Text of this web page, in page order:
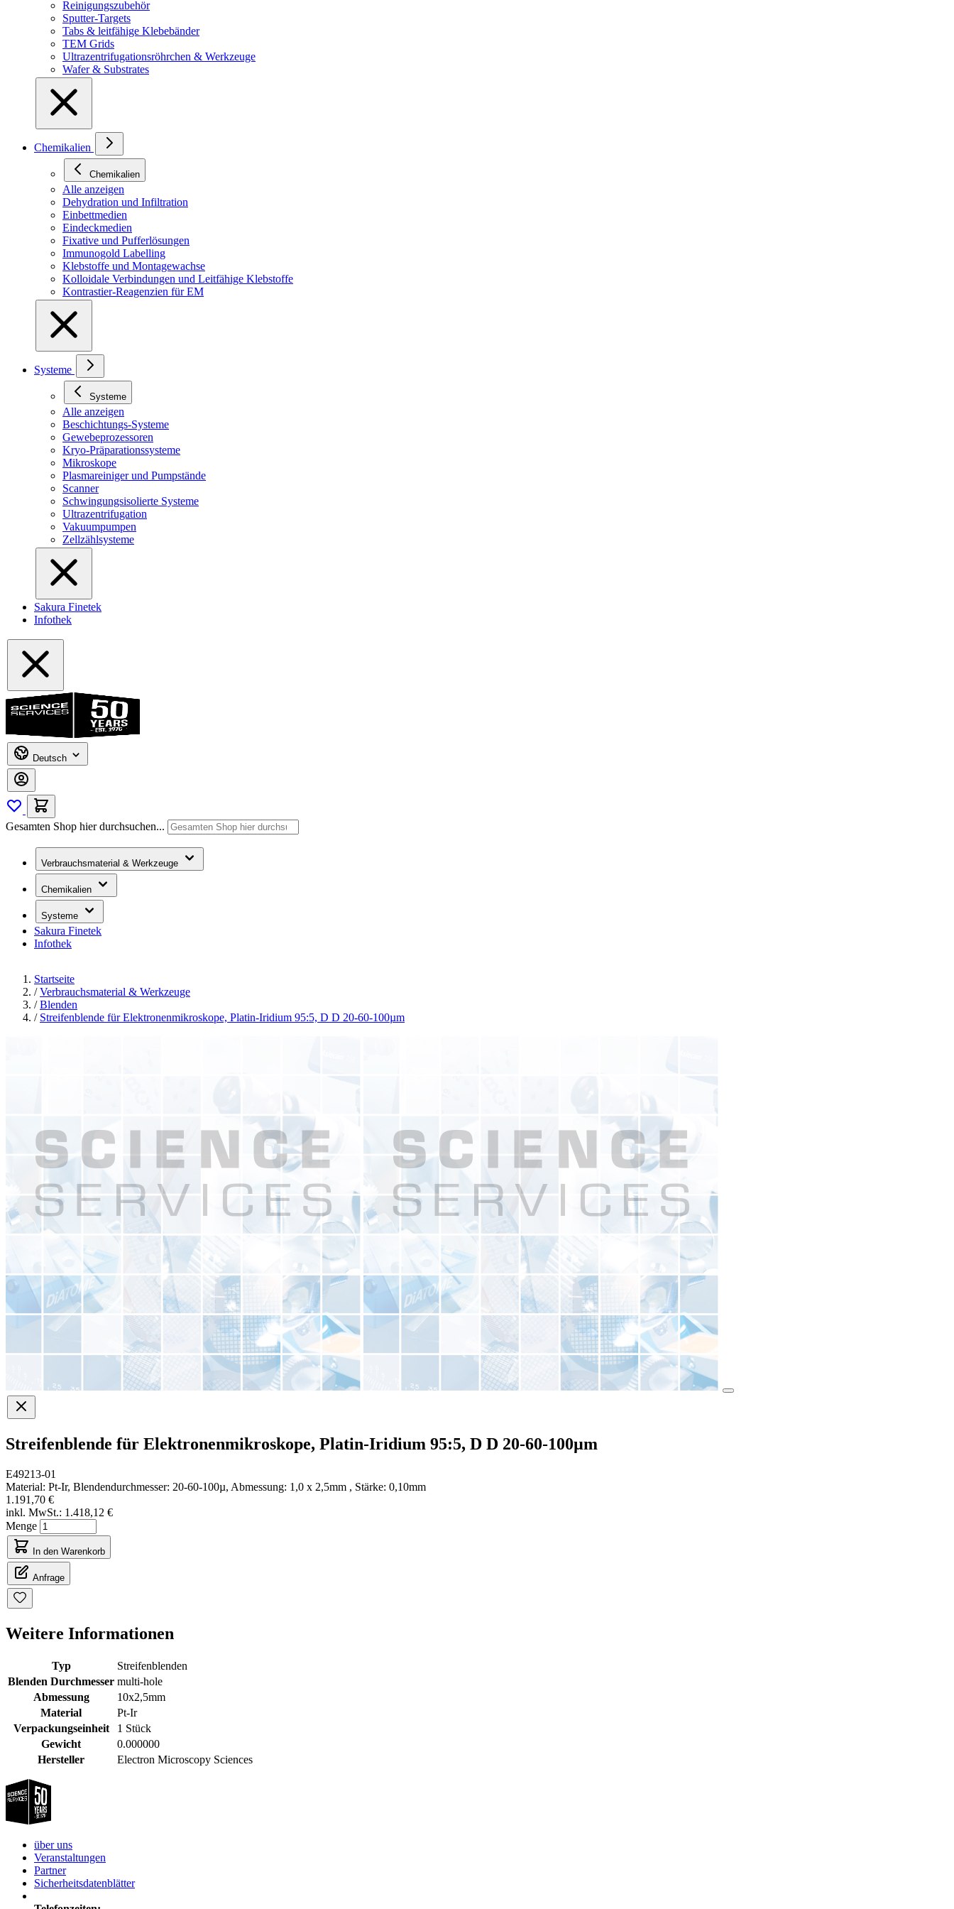
Reinigungszubehör
Sputter-Targets
Tabs & leitfähige Klebebänder
TEM Grids
Ultrazentrifugationsröhrchen & Werkzeuge
Wafer & Substrates
Chemikalien
Chemikalien
Alle anzeigen
Dehydration und Infiltration
Einbettmedien
Eindeckmedien
Fixative und Pufferlösungen
Immunogold Labelling
Klebstoffe und Montagewachse
Kolloidale Verbindungen und Leitfähige Klebstoffe
Kontrastier-Reagenzien für EM
Systeme
Systeme
Alle anzeigen
Beschichtungs-Systeme
Gewebeprozessoren
Kryo-Präparationssysteme
Mikroskope
Plasmareiniger und Pumpstände
Scanner
Schwingungsisolierte Systeme
Ultrazentrifugation
Vakuumpumpen
Zellzählsysteme
Sakura Finetek
Infothek
Deutsch
Gesamten Shop hier durchsuchen...
Verbrauchsmaterial & Werkzeuge
Chemikalien
Systeme
Sakura Finetek
Infothek
Startseite
/ Verbrauchsmaterial & Werkzeuge
/ Blenden
/ Streifenblende für Elektronenmikroskope, Platin-Iridium 95:5, D D 20-60-100µm
Streifenblende für Elektronenmikroskope, Platin-Iridium 95:5, D D 20-60-100µm
E49213-01
Material: Pt-Ir, Blendendurchmesser: 20-60-100µ, Abmessung: 1,0 x 2,5mm , Stärke: 0,10mm
1.191,70 €
inkl. MwSt.: 1.418,12 €
Menge
In den Warenkorb
Anfrage
Weitere Informationen
Typ
Streifenblenden
Blenden Durchmesser multi-hole
Abmessung
10x2,5mm
Material
Pt-Ir
Verpackungseinheit
1 Stück
Gewicht
0.000000
Hersteller
Electron Microscopy Sciences
über uns
Veranstaltungen
Partner
Sicherheitsdatenblätter